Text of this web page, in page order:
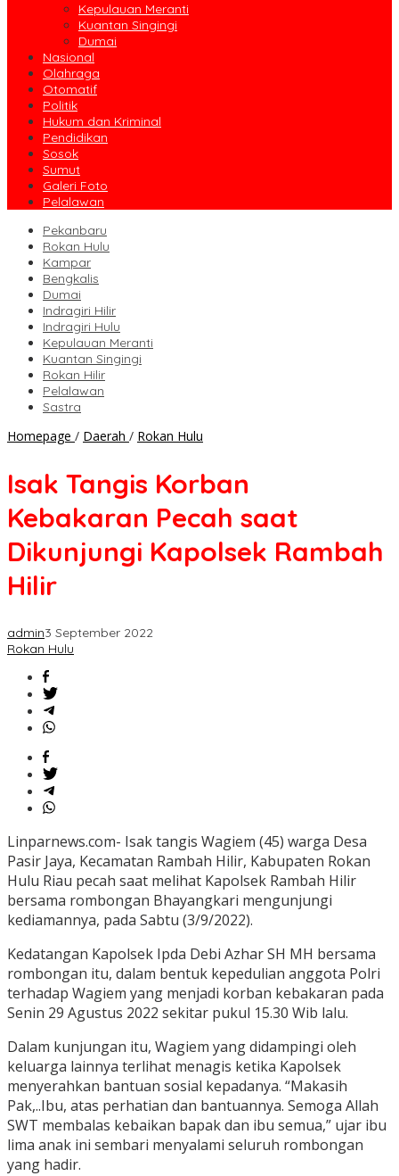
Kepulauan Meranti
Kuantan Singingi
Dumai
Nasional
Olahraga
Otomatif
Politik
Hukum dan Kriminal
Pendidikan
Sosok
Sumut
Galeri Foto
Pelalawan
Pekanbaru
Rokan Hulu
Kampar
Bengkalis
Dumai
Indragiri Hilir
Indragiri Hulu
Kepulauan Meranti
Kuantan Singingi
Rokan Hilir
Pelalawan
Sastra
Homepage / Daerah / Rokan Hulu
Kebakaran
saat
Kapolsek
Isak Tangis Korban
Kebakaran Pecah saat
Dikunjungi Kapolsek Rambah
Hilir
admin3 September 2022
Rokan Hulu
Linparnews.com- Isak tangis Wagiem (45) warga Desa
Pasir Jaya, Kecamatan Rambah Hilir, Kabupaten Rokan
Hulu Riau pecah saat melihat Kapolsek Rambah Hilir
bersama rombongan Bhayangkari mengunjungi
kediamannya, pada Sabtu (3/9/2022).
Kedatangan Kapolsek Ipda Debi Azhar SH MH bersama
rombongan itu, dalam bentuk kepedulian anggota Polri
terhadap Wagiem yang menjadi korban kebakaran pada
Senin 29 Agustus 2022 sekitar pukul 15.30 Wib lalu.
Dalam kunjungan itu, Wagiem yang didampingi oleh
keluarga lainnya terlihat menagis ketika Kapolsek
menyerahkan bantuan sosial kepadanya. “Makasih
Pak,..Ibu, atas perhatian dan bantuannya. Semoga Allah
SWT membalas kebaikan bapak dan ibu semua,” ujar ibu
lima anak ini sembari menyalami seluruh rombongan
yang hadir.